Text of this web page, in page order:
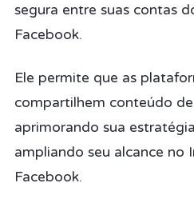
segura entre suas contas
Facebook.
Ele permite que as
compartilhem conteúdo
aprimorando sua
ampliando seu alcance no
Facebook.